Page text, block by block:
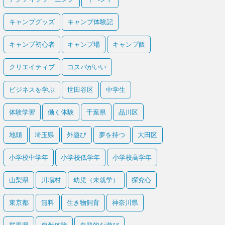
キャンプグッズ キャンプ体験記
キャンプ初心者 キャンプ場 キャンプ飯
クリエイティブ コスパがいい
ビジネスを学ぶ 世田谷区 中学生
体験学習 働く体験 千葉県 品川区
地頭 埼玉県 外遊び 夢を持つ 大田区
小学校中学年 小学校低学年 小学校高学年
山梨県 川場村 幼児（未就学） 探究心
東京都 無料 生き物飼育 神奈川県